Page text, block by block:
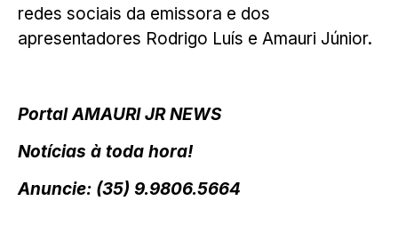
redes sociais da emissora e dos
apresentadores Rodrigo Luís e Amauri Júnior.
Portal AMAURI JR NEWS
Notícias à toda hora!
Anuncie: (35) 9.9806.5664